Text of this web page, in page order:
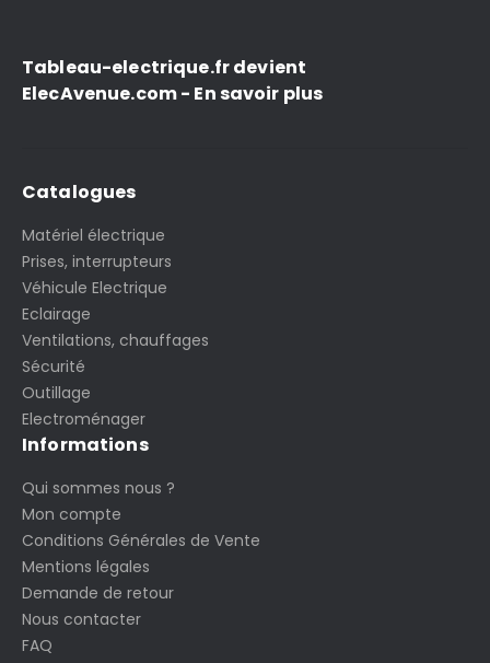
Tableau-electrique.fr devient
ElecAvenue.com - En savoir plus
Catalogues
Matériel électrique
Prises, interrupteurs
Véhicule Electrique
Eclairage
Ventilations, chauffages
Sécurité
Outillage
Electroménager
Informations
Qui sommes nous ?
Mon compte
Conditions Générales de Vente
Mentions légales
Demande de retour
Nous contacter
FAQ